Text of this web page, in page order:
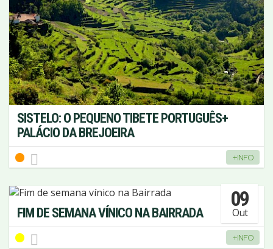
SISTELO: O PEQUENO TIBETE PORTUGUÊS+
PALÁCIO DA BREJOEIRA
+INFO
09
Out
FIM DE SEMANA VÍNICO NA BAIRRADA
+INFO